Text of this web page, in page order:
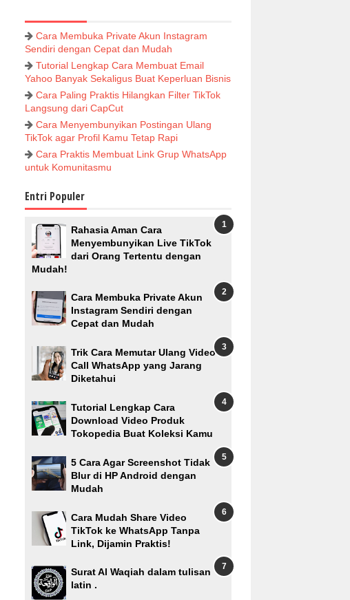
Cara Membuka Private Akun Instagram
Sendiri dengan Cepat dan Mudah
Tutorial Lengkap Cara Membuat Email
Yahoo Banyak Sekaligus Buat Keperluan Bisnis
Cara Paling Praktis Hilangkan Filter TikTok
Langsung dari CapCut
Cara Menyembunyikan Postingan Ulang
TikTok agar Profil Kamu Tetap Rapi
Cara Praktis Membuat Link Grup WhatsApp
untuk Komunitasmu
Entri Populer
Rahasia Aman Cara
Menyembunyikan Live TikTok
dari Orang Tertentu dengan
Mudah!
Cara Membuka Private Akun
Instagram Sendiri dengan
Cepat dan Mudah
Trik Cara Memutar Ulang Video
Call WhatsApp yang Jarang
Diketahui
Tutorial Lengkap Cara
Download Video Produk
Tokopedia Buat Koleksi Kamu
5 Cara Agar Screenshot Tidak
Blur di HP Android dengan
Mudah
Cara Mudah Share Video
TikTok ke WhatsApp Tanpa
Link, Dijamin Praktis!
Surat Al Waqiah dalam tulisan
latin .